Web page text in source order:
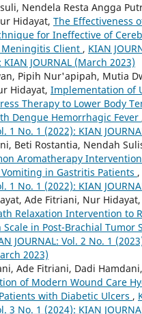
Nendela Resta Angga
Hidayat, The Effectiveness
for Ineffective of
Client , KIAN
JOURNAL (March 2023)
Pipih Nur'apipah, Mutia
Hidayat, Implementation of
Therapy to Lower Body
Dengue Hemorrhagic Fever
1 No. 1 (2022): KIAN
Beti Rostantia, Nendah
Aromatherapy
in Gastritis Patients ,
1 No. 1 (2022): KIAN
Ade Fitriani, Nur Hidayat,
Relaxation Intervention to
Scale in Post-Brachial Tumor
JOURNAL: Vol. 2 No. 1
2023)
Ade Fitriani, Dadi Hamdani,
of Modern Wound Care
with Diabetic Ulcers ,
3 No. 1 (2024): KIAN